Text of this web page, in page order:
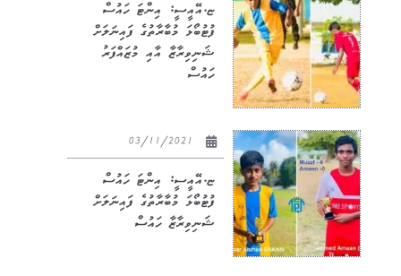
ޏ.އޭއީސީ: އިންޓަ ހައުސް
ފުޓުބޯޅަ މުބާރާތުގެ ފައިނަލަށް
ޝަނިވިރާޒާ އާއި މުޒައްފަރު
ހައުސް
ޏ.އޭއީސީ: އިންޓަ ހައުސް
ފުޓުބޯޅަ މުބާރާތުގެ ފައިނަލަށް
ޝަނިވިރާޒާ ހައުސް